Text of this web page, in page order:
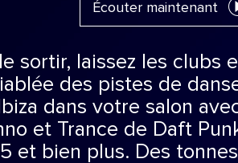
Écouter maintenant
sortir, laissez les clubs
des pistes de
dans votre salon
et Trance de Daft
et bien plus. Des